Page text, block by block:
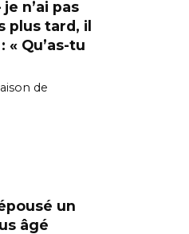
n’ai pas
plus tard, il
« Qu’as-tu
de
un
âgé